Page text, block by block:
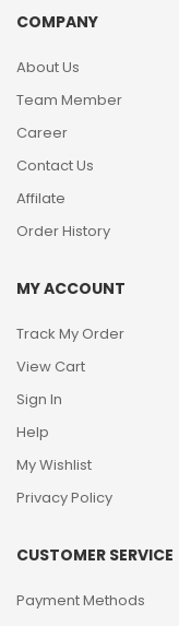
COMPANY
About Us
Team Member
Career
Contact Us
Affilate
Order History
MY ACCOUNT
Track My Order
View Cart
Sign In
Help
My Wishlist
Privacy Policy
CUSTOMER SERVICE
Payment Methods